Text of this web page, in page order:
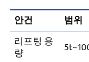
안건
범위
리프팅 용
량